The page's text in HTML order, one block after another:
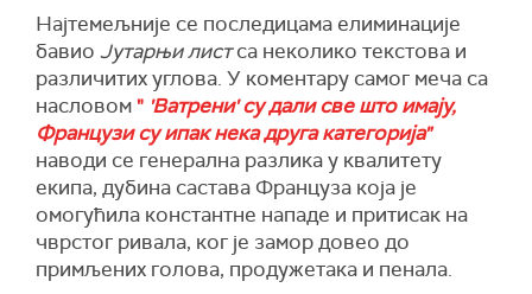
Најтемељније се последицама елиминације
бавио Јутарњи листса неколико текстова и
различитих углова. У коментару самог меча са
насловом" 'Ватрени' су дали све што имају,
Французи су ипак нека друга категорија"
наводи се генерална разлика у квалитету
екипа, дубина састава Француза која је
омогућила константне нападе и притисак на
чврстог ривала, ког је замор довео до
примљених голова, продужетака и пенала.